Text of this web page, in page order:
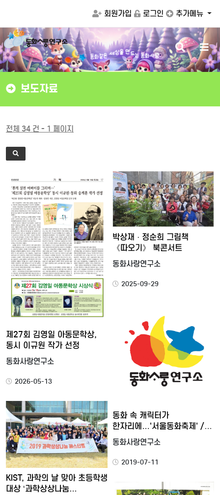
회원가입 로그인 추가메뉴
동화같은 세상을 만드는 동화사랑 검
색
버
튼
메
뉴
버
튼
보도자료
전체 34 건 - 1 페이지
제27회 김영일 아동문학상,
동시 이규원 작가 선정
동화사랑연구소
2026-05-13
박상재 · 정순희 그림책
《따오기》 북콘서트
동화사랑연구소
2025-09-29
동화 속 캐릭터가
한자리에…'서울동화축제' /
연합뉴스…
동화사랑연구소
2019-07-11
KIST, 과학의 날 맞아 초등학생
대상 ‘과학상상나눔…